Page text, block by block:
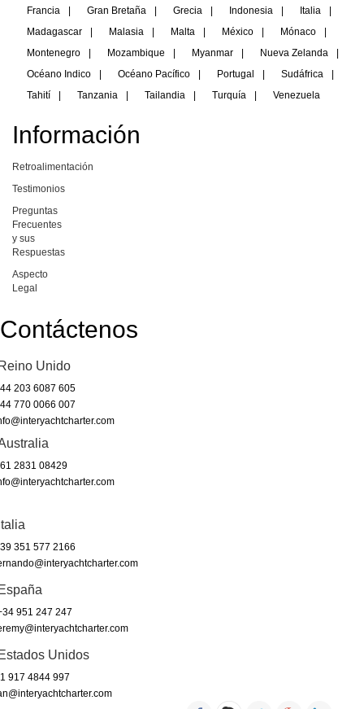
Francia
Gran Bretaña Grecia Indonesia Italia
Madagascar
Malasia Malta México Mónaco
Montenegro
Mozambique Myanmar Nueva Zelanda
Océano Indico
Océano Pacífico Portugal Sudáfrica
Tahití
Tanzania Tailandia Turquía Venezuela
Información
Retroalimentación
Testimonios
Preguntas
Frecuentes
y sus
Respuestas
Aspecto
Legal
Contáctenos
Unido
203 6087 605
770 0066 007
2831 08429
351 577 2166
951 247 247
Unidos
917 4844 997